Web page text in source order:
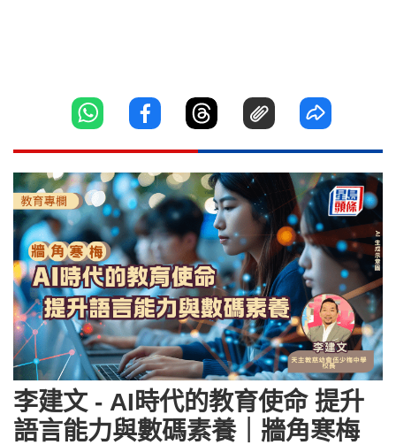
李建文 - AI時代的教育使命 提升
語言能力與數碼素養｜牆角寒梅